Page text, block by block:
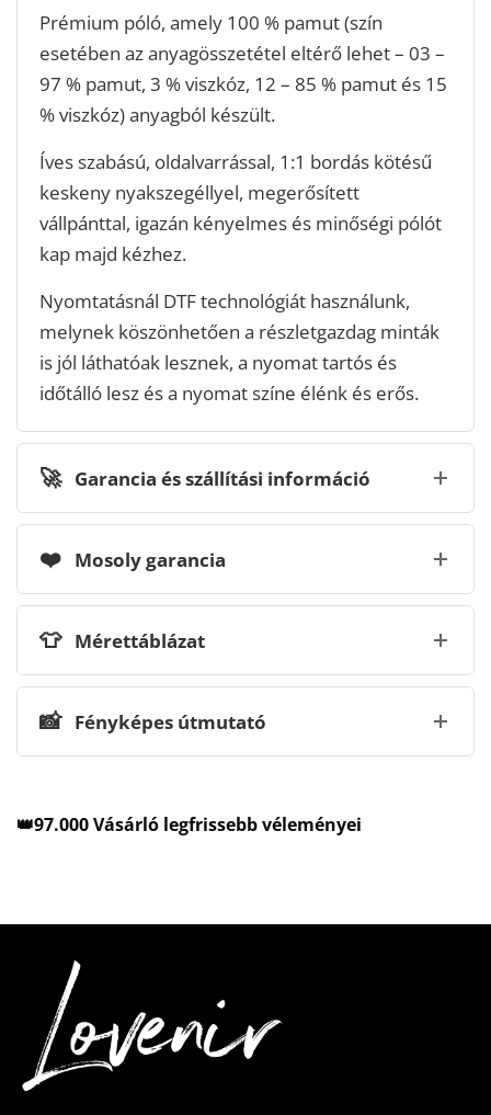
Prémium póló, amely 100 % pamut (szín
esetében az anyagösszetétel eltérő lehet – 03 –
97 % pamut, 3 % viszkóz, 12 – 85 % pamut és 15
% viszkóz) anyagból készült.
Íves szabású, oldalvarrással, 1:1 bordás kötésű
keskeny nyakszegéllyel, megerősített
vállpánttal, igazán kényelmes és minőségi pólót
kap majd kézhez.
Nyomtatásnál DTF technológiát használunk,
melynek köszönhetően a részletgazdag minták
is jól láthatóak lesznek, a nyomat tartós és
időtálló lesz és a nyomat színe élénk és erős.
🚀 Garancia és szállítási információ
❤️ Mosoly garancia
👕 Mérettáblázat
📸 Fényképes útmutató
👑97.000 Vásárló legfrissebb véleményei